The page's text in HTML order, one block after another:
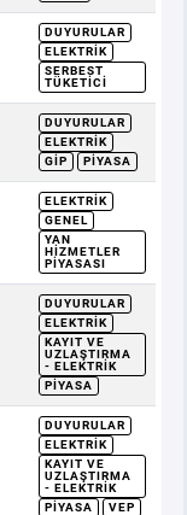
DUYURULAR
ELEKTRIK
SERBEST
TÜKETICI
DUYURULAR
ELEKTRIK
GİP
PIYASA
ELEKTRIK
GENEL
YAN
HIZMETLER
PIYASASI
DUYURULAR
ELEKTRIK
KAYIT VE
UZLAŞTIRMA
- ELEKTRIK
PIYASA
DUYURULAR
ELEKTRIK
KAYIT VE
UZLAŞTIRMA
- ELEKTRIK
PIYASA
VEP